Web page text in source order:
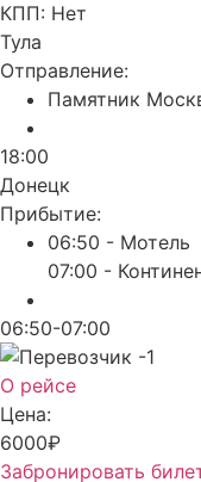
КПП: Нет
Тула
Отправление:
Памятник
18:00
Донецк
Прибытие:
06:50 - Мотель
07:00 -
06:50-07:00
О рейсе
Цена:
6000₽
Забронировать